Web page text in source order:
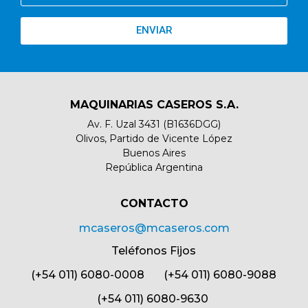
ENVIAR
MAQUINARIAS CASEROS S.A.
Av. F. Uzal 3431 (B1636DGG)
Olivos, Partido de Vicente López
Buenos Aires
República Argentina
CONTACTO​
mcaseros@mcaseros.com
Teléfonos Fijos
(+54 011) 6080-0008 (+54 011) 6080-9088
(+54 011) 6080-9630